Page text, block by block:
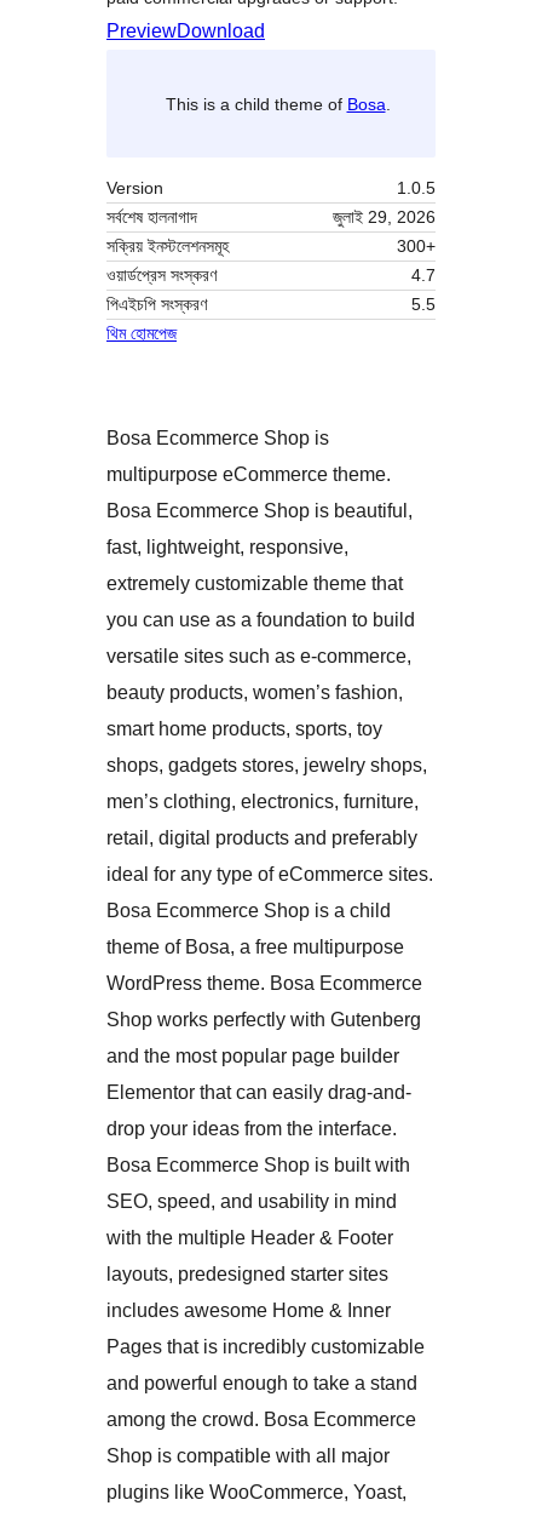
PreviewDownload
This is a child theme of Bosa
Version
1.0.5
সর্বশেষ হালনাগাদ
জুলাই 29, 2026
সক্রিয় ইনস্টলেশনসমূহ
300+
ওয়ার্ডপ্রেস সংস্করণ
4.7
পিএইচপি সংস্করণ
5.5
থিম হোমপেজ
Bosa Ecommerce Shop is
multipurpose eCommerce theme.
Bosa Ecommerce Shop is beautiful,
fast, lightweight, responsive,
extremely customizable theme that
you can use as a foundation to build
versatile sites such as e-commerce,
beauty products, women’s fashion,
smart home products, sports, toy
shops, gadgets stores, jewelry shops,
men’s clothing, electronics, furniture,
retail, digital products and preferably
ideal for any type of eCommerce sites.
Bosa Ecommerce Shop is a child
theme of Bosa, a free multipurpose
WordPress theme. Bosa Ecommerce
Shop works perfectly with Gutenberg
and the most popular page builder
Elementor that can easily drag-and-
drop your ideas from the interface.
Bosa Ecommerce Shop is built with
SEO, speed, and usability in mind
with the multiple Header & Footer
layouts, predesigned starter sites
includes awesome Home & Inner
Pages that is incredibly customizable
and powerful enough to take a stand
among the crowd. Bosa Ecommerce
Shop is compatible with all major
plugins like WooCommerce, Yoast,